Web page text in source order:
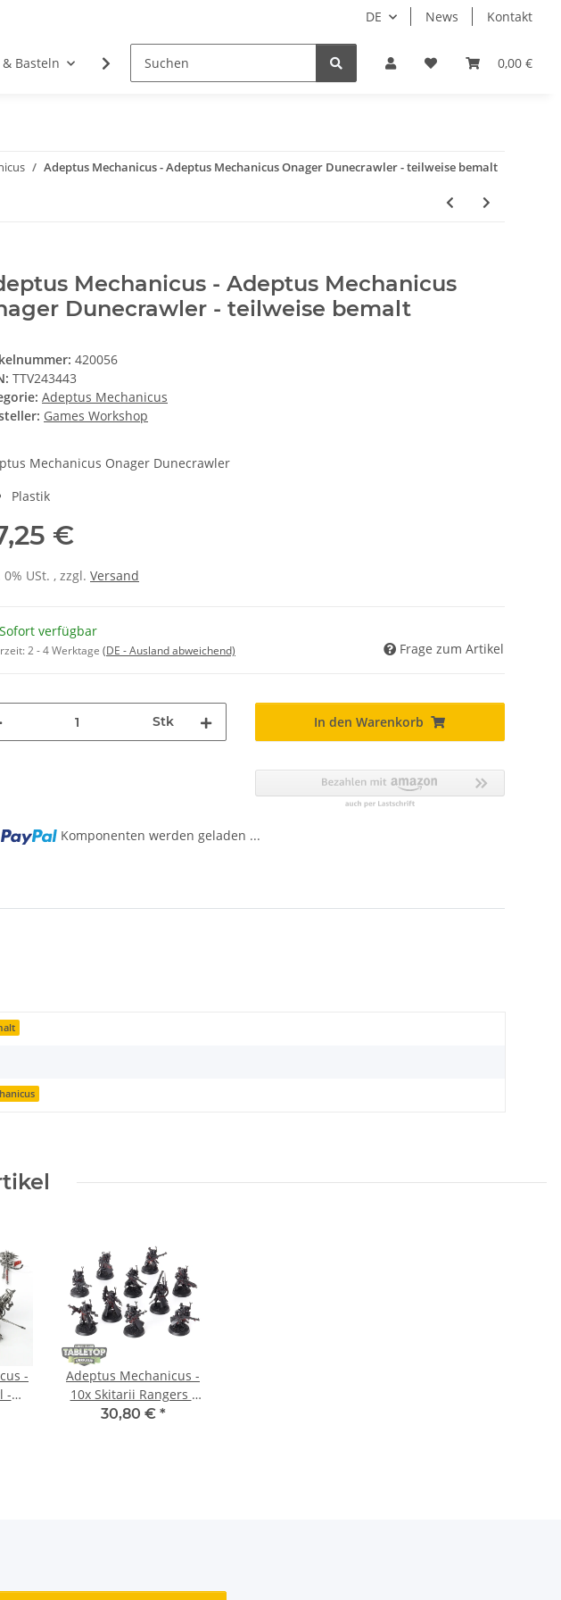
DE News Kontakt
0,00 €
Basteln Rollenspiele Tabletop Zubehör Hersteller
Adeptus Mechanicus - Adeptus Mechanicus Onager Dunecrawler - teilweise bemalt
Mechanicus - Adeptus Mechanicus
Dunecrawler - teilweise bemalt
420056
TTV243443
Adeptus Mechanicus
Games Workshop
Mechanicus Onager Dunecrawler
Plastik
€
USt. , zzgl. Versand
Sofort verfügbar
2 - 4 Werktage (DE - Ausland abweichend) Frage zum Artikel
Stk In den Warenkorb
Komponenten werden geladen ...
-
-
Adeptus Mechanicus -
10x Skitarii Rangers -
teilweise bemalt
30,80 € *